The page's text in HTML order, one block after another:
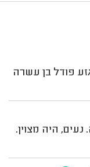
פודל בן עשרה
היה מצוין.